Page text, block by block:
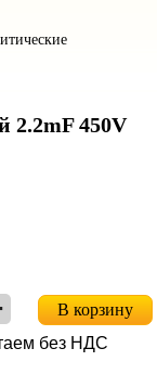
2.2mF 450V
В корзину
без НДС